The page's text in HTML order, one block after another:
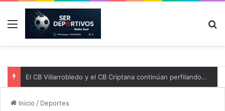
Menú
El CB Villarrobledo y el CB Criptana continúan perfilando sus plantillas
Inicio / Deportes